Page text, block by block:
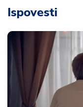
Ispovesti